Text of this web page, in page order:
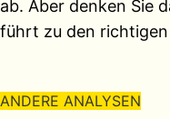
ab. Aber denken Sie
führt zu den richtigen
ANDERE ANALYSEN